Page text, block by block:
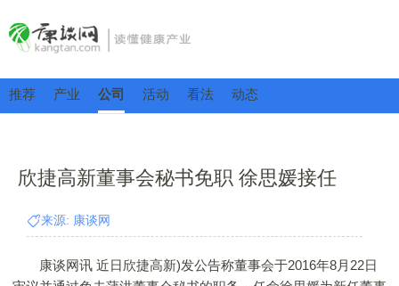
推荐 产业 公司 活动 看法 动态
欣捷高新董事会秘书免职 徐思媛接任
来源: 康谈网
康谈网讯 近日欣捷高新)发公告称董事会于2016年8月22日